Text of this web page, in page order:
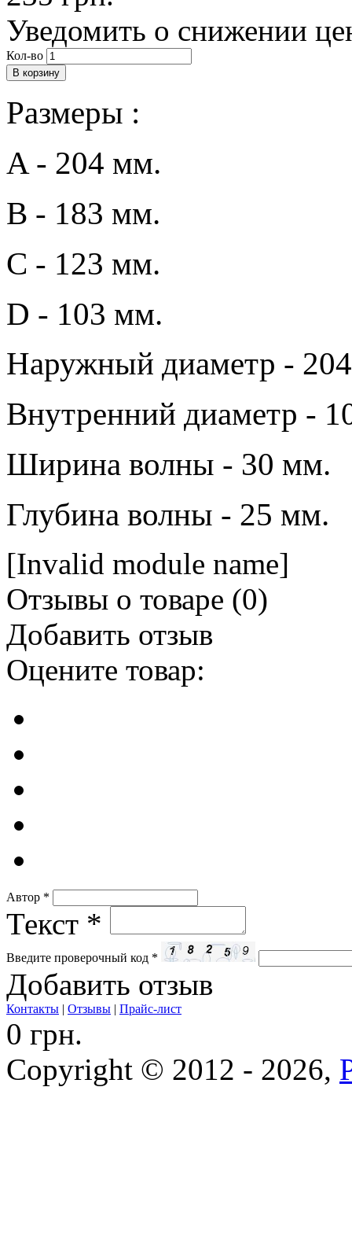
Уведомить о снижении
Кол-во
Размеры :
A - 204 мм.
B - 183 мм.
C - 123 мм.
D - 103 мм.
Наружный диаметр -
Внутренний диаметр -
Ширина волны - 30 мм.
Глубина волны - 25 мм.
[Invalid module name]
Отзывы о товаре (0)
Добавить отзыв
Оцените товар:
Автор *
Текст *
Введите проверочный код *
Добавить отзыв
Контакты | Отзывы | Прайс-лист
0 грн.
Copyright © 2012 - 2026,